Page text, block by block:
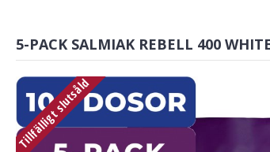
5-PACK SALMIAK REBELL 400
Tillfälligt slutsåld